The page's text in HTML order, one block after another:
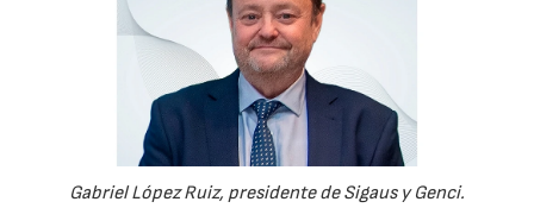
Gabriel López Ruiz, presidente de Sigaus y Genci.